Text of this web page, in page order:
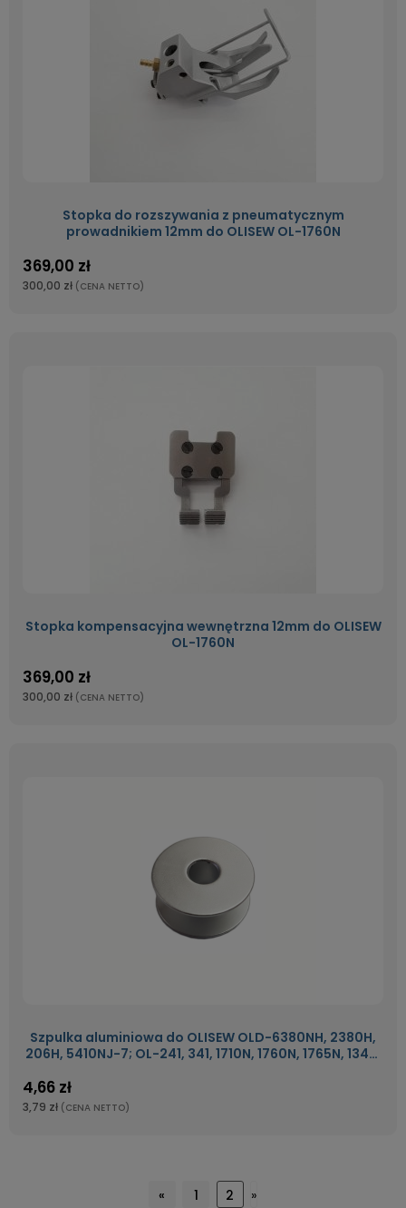
Stopka do rozszywania z pneumatycznym
prowadnikiem 12mm do OLISEW OL-1760N
369,00 zł
300,00 zł (CENA NETTO)
Stopka kompensacyjna wewnętrzna 12mm do OLISEW
OL-1760N
369,00 zł
300,00 zł (CENA NETTO)
Szpulka aluminiowa do OLISEW OLD-6380NH, 2380H,
206H, 5410NJ-7; OL-241, 341, 1710N, 1760N, 1765N, 1342,
4,66 zł
3,79 zł (CENA NETTO)
« 1 2 »